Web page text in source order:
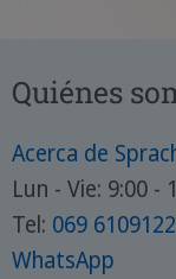
Quiénes
Acerca de
Lun - Vie: 9:00 -
Tel: 069
WhatsApp